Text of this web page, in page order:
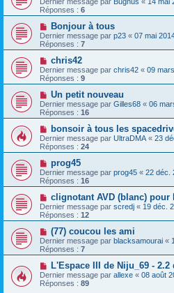
Réponses : 6
Bonjour à tous
Dernier message par p23 « 07 mai
Réponses : 7
chris42
Dernier message par chris42 « 09
Réponses : 9
Un petit nouveau
Dernier message par Gilles68 « 06
Réponses : 16
bonsoir à tous les
Dernier message par UltraDMA « 23
Réponses : 24
prog45
Dernier message par prog45 « 22 déc.
Réponses : 16
clignotant AVD (blanc) pour
Dernier message par scredj « 19 déc.
Réponses : 12
(77) coucou les ami
Dernier message par blacksamourai «
Réponses : 7
L'Espace III de Niju_69 -
Dernier message par allexe « 08 août
Réponses : 89